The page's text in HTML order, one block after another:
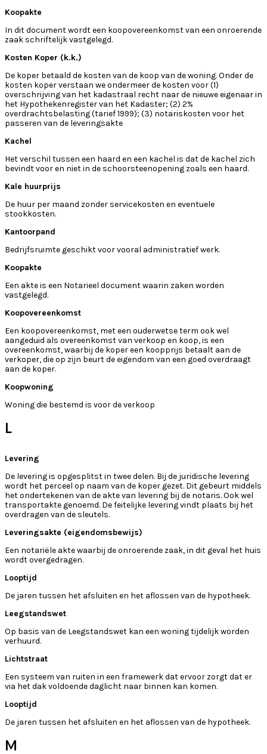
Koopakte
In dit document wordt een koopovereenkomst van een onroerende
zaak schriftelijk vastgelegd.
Kosten Koper (k.k.)
De koper betaald de kosten van de koop van de woning. Onder de
kosten koper verstaan we ondermeer de kosten voor (1)
overschrijving van het kadastraal recht naar de nieuwe eigenaar in
het Hypothekenregister van het Kadaster; (2) 2%
overdrachtsbelasting (tarief 1999); (3) notariskosten voor het
passeren van de leveringsakte
Kachel
Het verschil tussen een haard en een kachel is dat de kachel zich
bevindt voor en niet in de schoorsteenopening zoals een haard.
Kale huurprijs
De huur per maand zonder servicekosten en eventuele
stookkosten.
Kantoorpand
Bedrijfsruimte geschikt voor vooral administratief werk.
Koopakte
Een akte is een Notarieel document waarin zaken worden
vastgelegd.
Koopovereenkomst
Een koopovereenkomst, met een ouderwetse term ook wel
aangeduid als overeenkomst van verkoop en koop, is een
overeenkomst, waarbij de koper een koopprijs betaalt aan de
verkoper, die op zijn beurt de eigendom van een goed overdraagt
aan de koper.
Koopwoning
Woning die bestemd is voor de verkoop
L
Levering
De levering is opgesplitst in twee delen. Bij de juridische levering
wordt het perceel op naam van de koper gezet. Dit gebeurt middels
het ondertekenen van de akte van levering bij de notaris. Ook wel
transportakte genoemd. De feitelijke levering vindt plaats bij het
overdragen van de sleutels.
Leveringsakte (eigendomsbewijs)
Een notariële akte waarbij de onroerende zaak, in dit geval het huis
wordt overgedragen.
Looptijd
De jaren tussen het afsluiten en het aflossen van de hypotheek.
Leegstandswet
Op basis van de Leegstandswet kan een woning tijdelijk worden
verhuurd.
Lichtstraat
Een systeem van ruiten in een framewerk dat ervoor zorgt dat er
via het dak voldoende daglicht naar binnen kan komen.
Looptijd
De jaren tussen het afsluiten en het aflossen van de hypotheek.
M